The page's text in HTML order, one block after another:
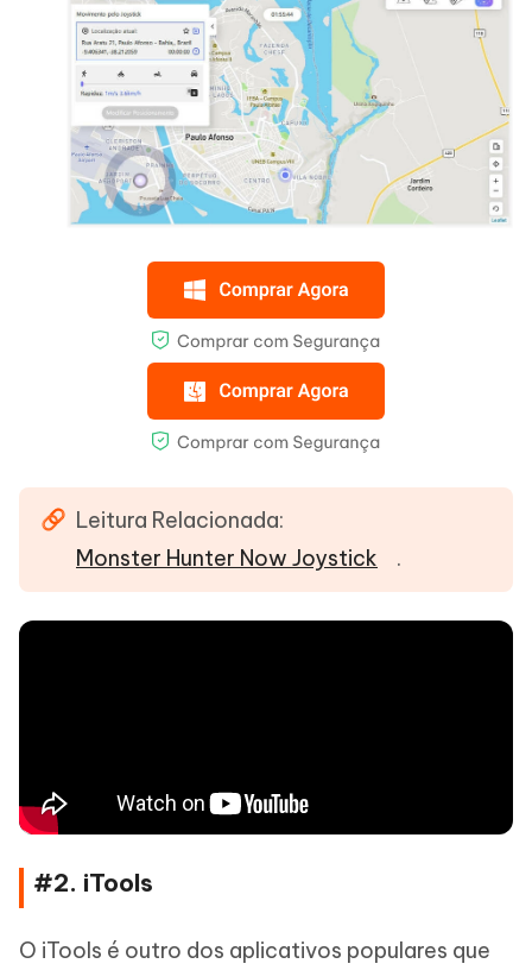
Leitura Relacionada:
Monster Hunter Now Joystick
.
#2. iTools
O iTools é outro dos aplicativos populares que